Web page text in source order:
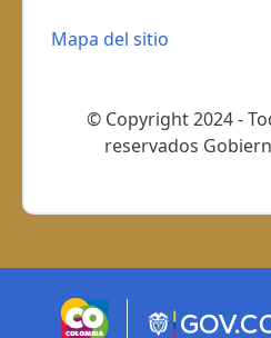
Mapa del sitio
© Copyright 2024 -
reservados